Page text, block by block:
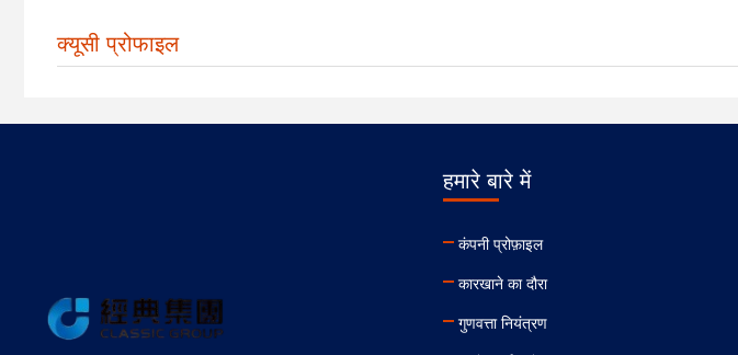
क्यूसी प्रोफाइल
हमारे बारे में
कंपनी प्रोफ़ाइल
कारखाने का दौरा
गुणवत्ता नियंत्रण